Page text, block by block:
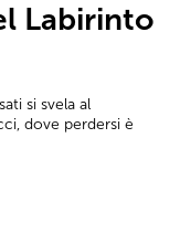
Labirinto
si svela al
dove perdersi è